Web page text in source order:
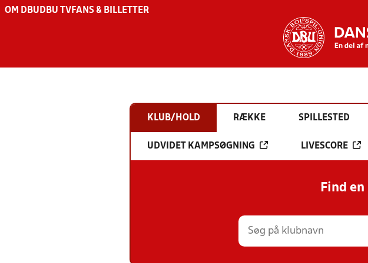
OM DBU DBU TV FANS & BILLETTER
KLUB/HOLD RÆKKE SPILLESTED
UDVIDET KAMPSØGNING LIVESCORE
Find